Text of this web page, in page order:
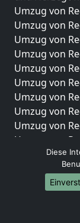
Umzug von
Umzug von
Umzug von
Umzug von
Umzug von
Umzug von
Umzug von
Umzug von
Umzug von
Umzug von
Umzug von
Umzug von
Umzug von
Umzüge-
Diese